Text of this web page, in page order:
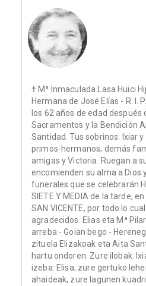
† Mª Inmaculada Lasa Huici
Hermana de José Elías - R. I.
los 62 años de edad después
Sacramentos y la Bendición
Santidad. Tus sobrinos: Ixiar
primos-hermanos; demás
amigas y Victoria. Ruegan a
encomienden su alma a Dios
funerales que se celebrarán
SIETE Y MEDIA de la tarde,
SAN VICENTE, por todo lo
agradecidos. Elias eta Mª
arreba - Goian bego -
zituela Elizakoak eta Aita
hartu ondoren. Zure ilobak:
izeba: Elisa; zure gertuko
ahaideak, zure lagunen